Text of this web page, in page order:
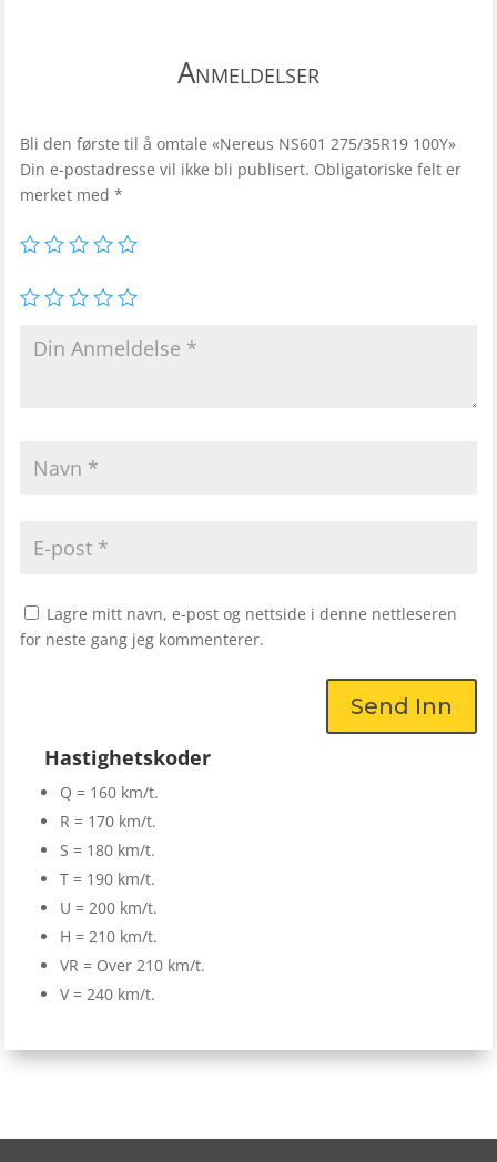
Anmeldelser
Bli den første til å omtale «Nereus NS601 275/35R19 100Y»
Din e-postadresse vil ikke bli publisert. Obligatoriske felt er
merket med *
Lagre mitt navn, e-post og nettside i denne nettleseren
for neste gang jeg kommenterer.
Send Inn
Hastighetskoder
Q = 160 km/t.
R = 170 km/t.
S = 180 km/t.
T = 190 km/t.
U = 200 km/t.
H = 210 km/t.
VR = Over 210 km/t.
V = 240 km/t.